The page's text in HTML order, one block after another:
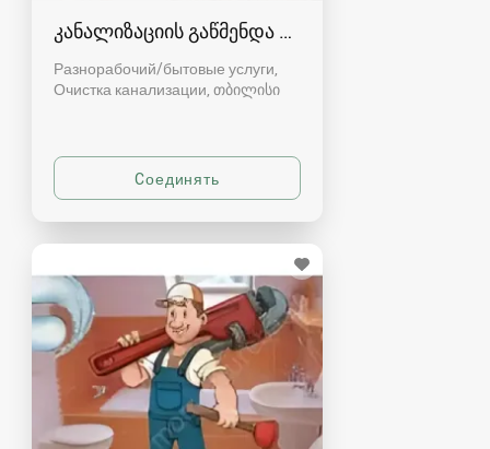
კანალიზაციის გაწმენდა თბილისი 557554000
Разнорабочий/бытовые услуги,
Очистка канализации თბილისი